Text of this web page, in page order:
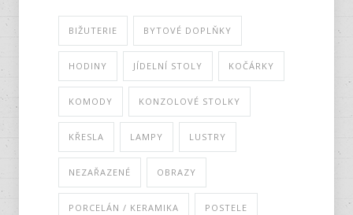
BIŽUTERIE BYTOVÉ DOPLŇKY
HODINY JÍDELNÍ STOLY KOČÁRKY
KOMODY KONZOLOVÉ STOLKY
KŘESLA LAMPY LUSTRY
NEZAŘAZENÉ OBRAZY
PORCELÁN / KERAMIKA POSTELE